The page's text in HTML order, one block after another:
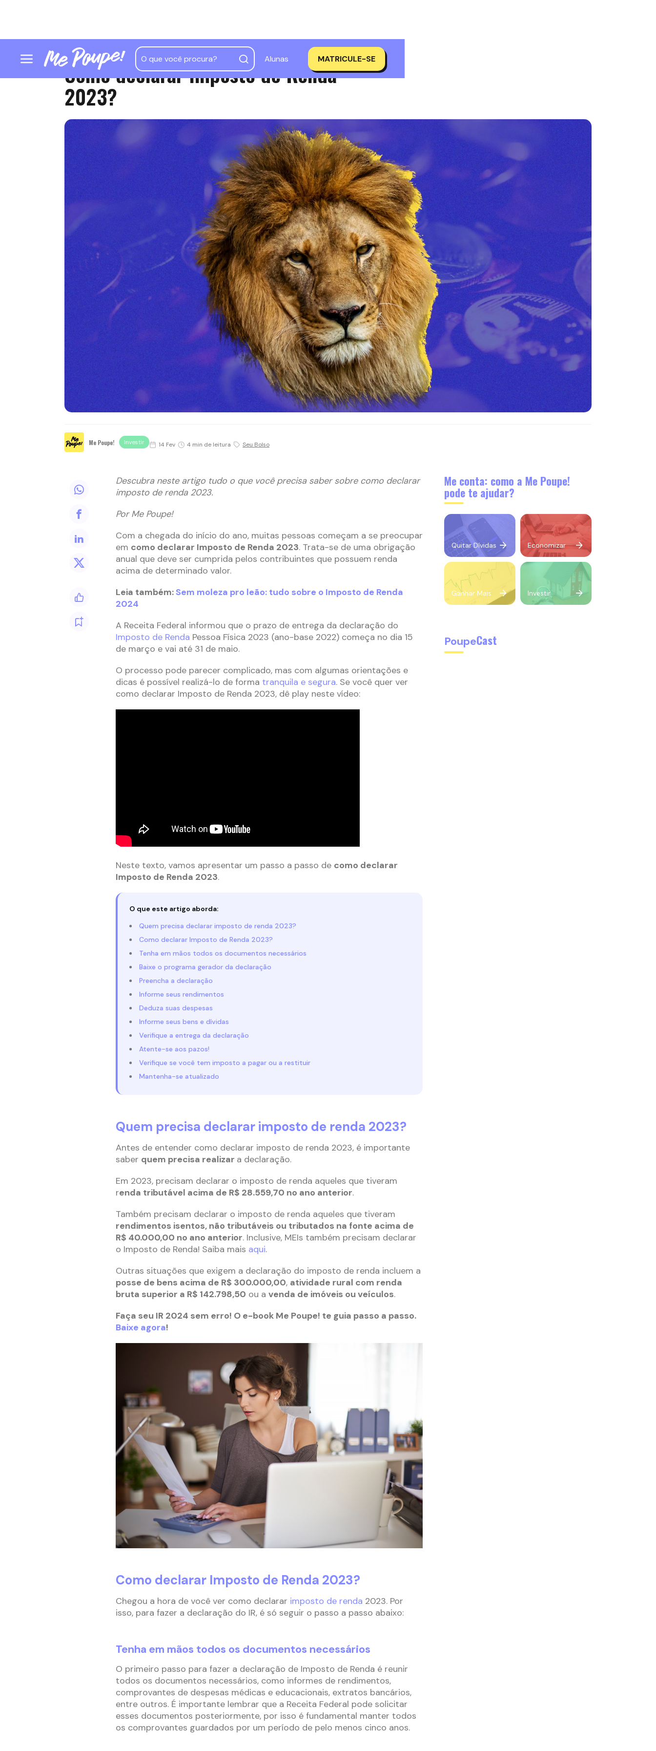
Alunas MATRICULE-SE
Como declarar Imposto de Renda
2023?
Me Poupe! Investir 14 Fev 4 min de leitura Seu Bolso
Descubra neste artigo tudo o que você precisa saber sobre como declarar
imposto de renda 2023.
Por Me Poupe!
Com a chegada do início do ano, muitas pessoas começam a se preocupar
em como declarar Imposto de Renda 2023. Trata-se de uma obrigação
anual que deve ser cumprida pelos contribuintes que possuem renda
acima de determinado valor.
Leia também:Sem moleza pro leão: tudo sobre o Imposto de Renda
2024
A Receita Federal informou que o prazo de entrega da declaração do
Imposto de Renda Pessoa Física 2023 (ano-base 2022) começa no dia 15
de março e vai até 31 de maio.
O processo pode parecer complicado, mas com algumas orientações e
dicas é possível realizá-lo de forma tranquila e segura. Se você quer ver
como declarar Imposto de Renda 2023, dê play neste vídeo:
Neste texto, vamos apresentar um passo a passo de como declarar
Imposto de Renda 2023.
O que este artigo aborda:
Quem precisa declarar imposto de renda 2023?
Como declarar Imposto de Renda 2023?
Tenha em mãos todos os documentos necessários
Baixe o programa gerador da declaração
Preencha a declaração
Informe seus rendimentos
Deduza suas despesas
Informe seus bens e dívidas
Verifique a entrega da declaração
Atente-se aos pazos!
Verifique se você tem imposto a pagar ou a restituir
Mantenha-se atualizado
Quem precisa declarar imposto de renda 2023?
Antes de entender como declarar imposto de renda 2023, é importante
saber quem precisa realizar a declaração.
Em 2023, precisam declarar o imposto de renda aqueles que tiveram
renda tributável acima de R$ 28.559,70 no ano anterior.
Também precisam declarar o imposto de renda aqueles que tiveram
rendimentos isentos, não tributáveis ou tributados na fonte acima de
R$ 40.000,00 no ano anterior. Inclusive, MEIs também precisam declarar
o Imposto de Renda! Saiba mais aqui.
Outras situações que exigem a declaração do imposto de renda incluem a
posse de bens acima de R$ 300.000,00, atividade rural com renda
bruta superior a R$ 142.798,50 ou a venda de imóveis ou veículos.
Faça seu IR 2024 sem erro! O e-book Me Poupe! te guia passo a passo.
Baixe agora!
Como declarar Imposto de Renda 2023?
Chegou a hora de você ver como declarar imposto de renda 2023. Por
isso, para fazer a declaração do IR, é só seguir o passo a passo abaixo:
Tenha em mãos todos os documentos necessários
O primeiro passo para fazer a declaração de Imposto de Renda é reunir
todos os documentos necessários, como informes de rendimentos,
comprovantes de despesas médicas e educacionais, extratos bancários,
entre outros. É importante lembrar que a Receita Federal pode solicitar
esses documentos posteriormente, por isso é fundamental manter todos
os comprovantes guardados por um período de pelo menos cinco anos.
Me conta: como a Me Poupe!
pode te ajudar?
Quitar Dívidas Economizar
Ganhar Mais Investir
PoupeCast